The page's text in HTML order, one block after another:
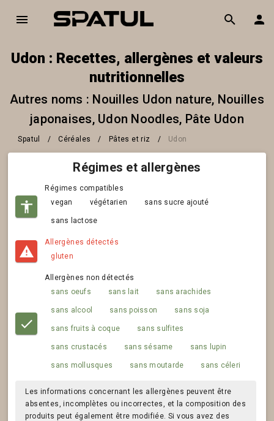
Udon : Recettes, allergènes et valeurs
nutritionnelles
Autres noms : Nouilles Udon nature, Nouilles
japonaises, Udon Noodles, Pâte Udon
Spatul / Céréales / Pâtes et riz / Udon
Régimes et allergènes
Régimes compatibles
vegan
végétarien sans sucre ajouté
sans lactose
Allergènes détectés
gluten
Allergènes non détectés
sans oeufs
sans lait sans arachides
sans alcool sans poisson sans soja
sans fruits à coque sans sulfites
sans crustacés sans sésame sans lupin
sans mollusques sans moutarde sans céleri
Les informations concernant les allergènes peuvent être
absentes, incomplètes ou incorrectes, et la composition des
produits peut également être modifiée. Si vous avez des